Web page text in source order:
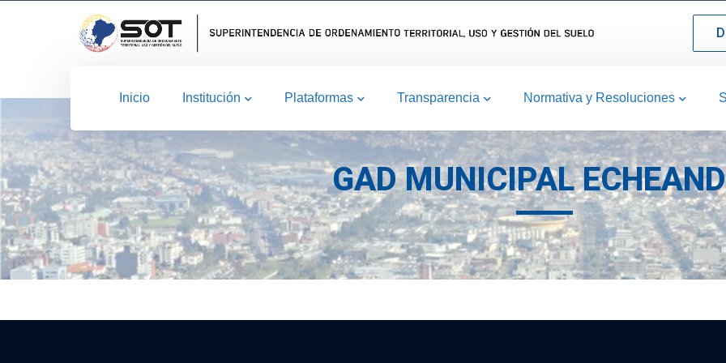
Inicio Institución Plataformas Transparencia Normativa y Resoluciones
GAD MUNICIPAL